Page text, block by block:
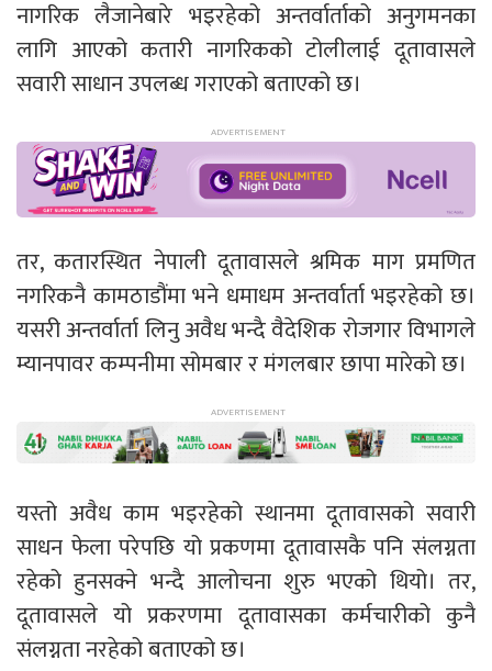
नागरिक लैजानेबारे भइरहेको अन्तर्वार्ताको अनुगमनका
लागि आएको कतारी नागरिकको टोलीलाई दूतावासले
सवारी साधान उपलब्ध गराएको बताएको छ।
तर, कतारस्थित नेपाली दूतावासले श्रमिक माग प्रमणित
नगरिकनै कामठाडौंमा भने धमाधम अन्तर्वार्ता भइरहेको छ।
यसरी अन्तर्वार्ता लिनु अवैध भन्दै वैदेशिक रोजगार विभागले
म्यानपावर कम्पनीमा सोमबार र मंगलबार छापा मारेको छ।
यस्तो अवैध काम भइरहेको स्थानमा दूतावासको सवारी
साधन फेला परेपछि यो प्रकणमा दूतावासकै पनि संलग्नता
रहेको हुनसक्ने भन्दै आलोचना शुरु भएको थियो। तर,
दूतावासले यो प्रकरणमा दूतावासका कर्मचारीको कुनै
संलग्नता नरहेको बताएको छ।